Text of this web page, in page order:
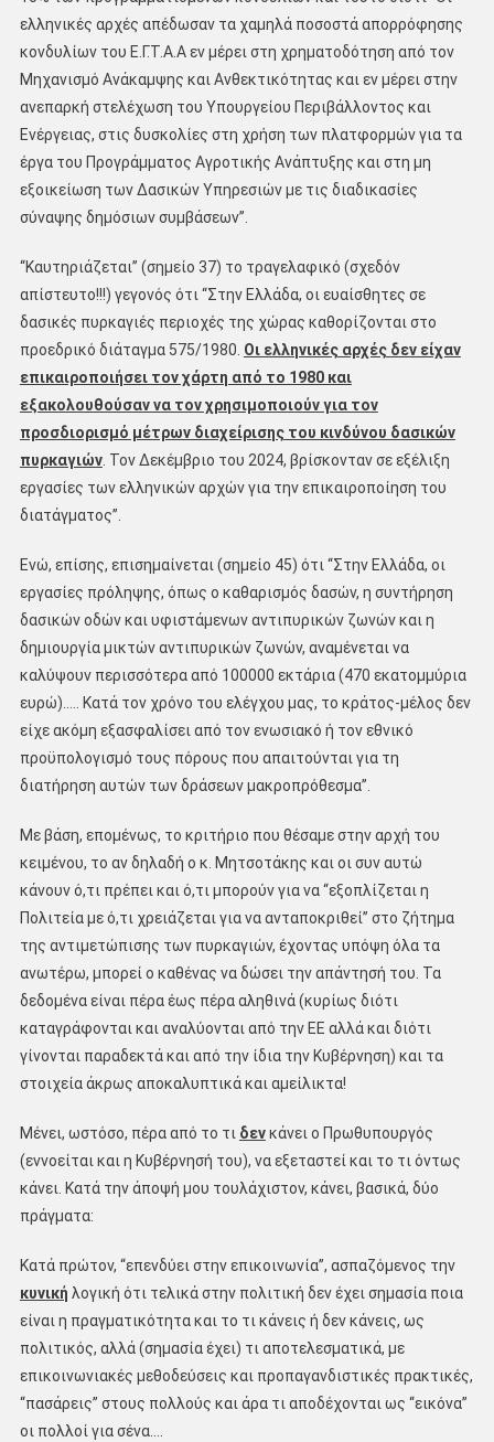
ελληνικές αρχές απέδωσαν τα χαμηλά ποσοστά απορρόφησης
κονδυλίων του Ε.Γ.Τ.Α.Α εν μέρει στη χρηματοδότηση από τον
Μηχανισμό Ανάκαμψης και Ανθεκτικότητας και εν μέρει στην
ανεπαρκή στελέχωση του Υπουργείου Περιβάλλοντος και
Ενέργειας, στις δυσκολίες στη χρήση των πλατφορμών για τα
έργα του Προγράμματος Αγροτικής Ανάπτυξης και στη μη
εξοικείωση των Δασικών Υπηρεσιών με τις διαδικασίες
σύναψης δημόσιων συμβάσεων’’.
‘‘Καυτηριάζεται’’ (σημείο 37) το τραγελαφικό (σχεδόν
απίστευτο!!!) γεγονός ότι ‘‘Στην Ελλάδα, οι ευαίσθητες σε
δασικές πυρκαγιές περιοχές της χώρας καθορίζονται στο
προεδρικό διάταγμα 575/1980. Οι ελληνικές αρχές δεν είχαν
επικαιροποιήσει τον χάρτη από το 1980 και
εξακολουθούσαν να τον χρησιμοποιούν για τον
προσδιορισμό μέτρων διαχείρισης του κινδύνου δασικών
πυρκαγιών. Τον Δεκέμβριο του 2024, βρίσκονταν σε εξέλιξη
εργασίες των ελληνικών αρχών για την επικαιροποίηση του
διατάγματος’’.
Ενώ, επίσης, επισημαίνεται (σημείο 45) ότι ‘‘Στην Ελλάδα, οι
εργασίες πρόληψης, όπως ο καθαρισμός δασών, η συντήρηση
δασικών οδών και υφιστάμενων αντιπυρικών ζωνών και η
δημιουργία μικτών αντιπυρικών ζωνών, αναμένεται να
καλύψουν περισσότερα από 100000 εκτάρια (470 εκατομμύρια
ευρώ)….. Κατά τον χρόνο του ελέγχου μας, το κράτος-μέλος δεν
είχε ακόμη εξασφαλίσει από τον ενωσιακό ή τον εθνικό
προϋπολογισμό τους πόρους που απαιτούνται για τη
διατήρηση αυτών των δράσεων μακροπρόθεσμα’’.
Με βάση, επομένως, το κριτήριο που θέσαμε στην αρχή του
κειμένου, το αν δηλαδή ο κ. Μητσοτάκης και οι συν αυτώ
κάνουν ό,τι πρέπει και ό,τι μπορούν για να ‘‘εξοπλίζεται η
Πολιτεία με ό,τι χρειάζεται για να ανταποκριθεί’’ στο ζήτημα
της αντιμετώπισης των πυρκαγιών, έχοντας υπόψη όλα τα
ανωτέρω, μπορεί ο καθένας να δώσει την απάντησή του. Τα
δεδομένα είναι πέρα έως πέρα αληθινά (κυρίως διότι
καταγράφονται και αναλύονται από την ΕΕ αλλά και διότι
γίνονται παραδεκτά και από την ίδια την Κυβέρνηση) και τα
στοιχεία άκρως αποκαλυπτικά και αμείλικτα!
Μένει, ωστόσο, πέρα από το τι δενκάνει ο Πρωθυπουργός
(εννοείται και η Κυβέρνησή του), να εξεταστεί και το τι όντως
κάνει. Κατά την άποψή μου τουλάχιστον, κάνει, βασικά, δύο
πράγματα:
Κατά πρώτον, ‘‘επενδύει στην επικοινωνία’’, ασπαζόμενος την
κυνική λογική ότι τελικά στην πολιτική δεν έχει σημασία ποια
είναι η πραγματικότητα και το τι κάνεις ή δεν κάνεις, ως
πολιτικός, αλλά (σημασία έχει) τι αποτελεσματικά, με
επικοινωνιακές μεθοδεύσεις και προπαγανδιστικές πρακτικές,
‘‘πασάρεις’’ στους πολλούς και άρα τι αποδέχονται ως ‘‘εικόνα’’
οι πολλοί για σένα….